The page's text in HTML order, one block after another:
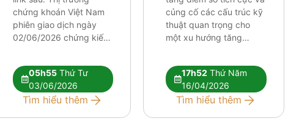
chứng khoán Việt Nam
phiên giao dịch ngày
02/06/2026 chứng kiến
kỹ thuật tiêu cực đang
dần xuất hiện rõ nét hơn,
đòi hỏi nhà đầu tư phải
05h55Thứ Tư
03/06/2026
Tìm hiểu thêm
củng cố các cấu trúc kỹ
thuật quan trọng cho
một xu hướng tăng
những cột mốc định hình
xu hướng khá lạc quan,
tâm lý thị trường nhìn
17h52 Thứ Năm
16/04/2026
Tìm hiểu thêm